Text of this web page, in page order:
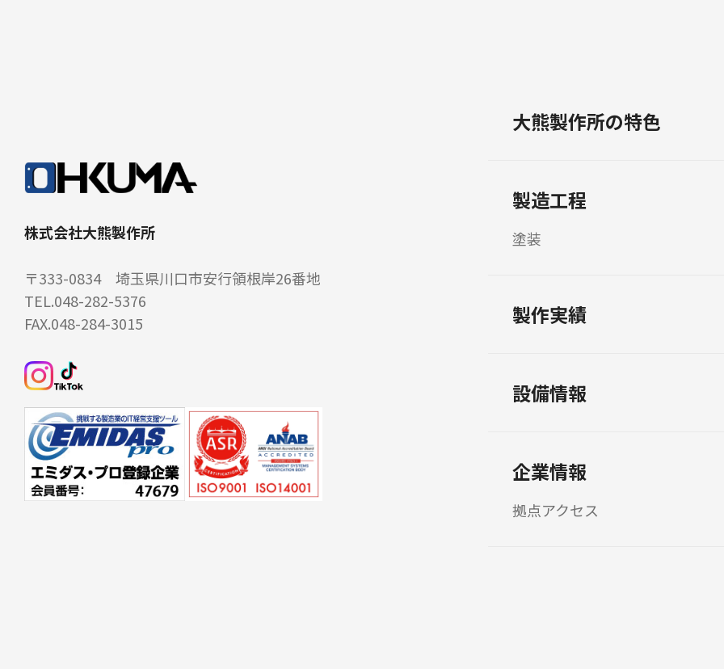
株式会社大熊製作所
〒333-0834 埼玉県川口市安行領根岸26番地
TEL.048-282-5376
FAX.048-284-3015
大熊製作所の特色
製造工程
塗装
製作実績
設備情報
企業情報
拠点アクセス